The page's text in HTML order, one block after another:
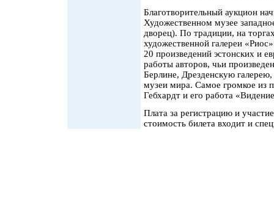
Благотворительный аукцион
Художественном музее
дворец). По традиции, на
художественной галереи
20 произведений эстонских и
работы авторов, чьи
Берлине, Дрезденскую
музеи мира. Самое громкое из
Гебхардт и его работа
Плата за регистрацию и
стоимость билета входит и